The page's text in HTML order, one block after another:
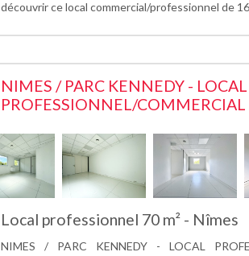
découvrir ce local commercial/professionnel de
NIMES / PARC KENNEDY - LOCAL
PROFESSIONNEL/COMMERCIAL
Local professionnel 70 m² - Nîmes
NIMES / PARC KENNEDY - LOCAL